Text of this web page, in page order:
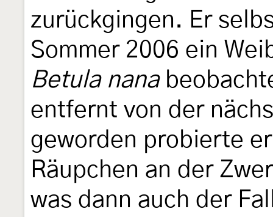
zurückgingen. Er
Sommer 2006 ein
Betula nana
entfernt von der
geworden probierte
Räupchen an der
was dann auch der